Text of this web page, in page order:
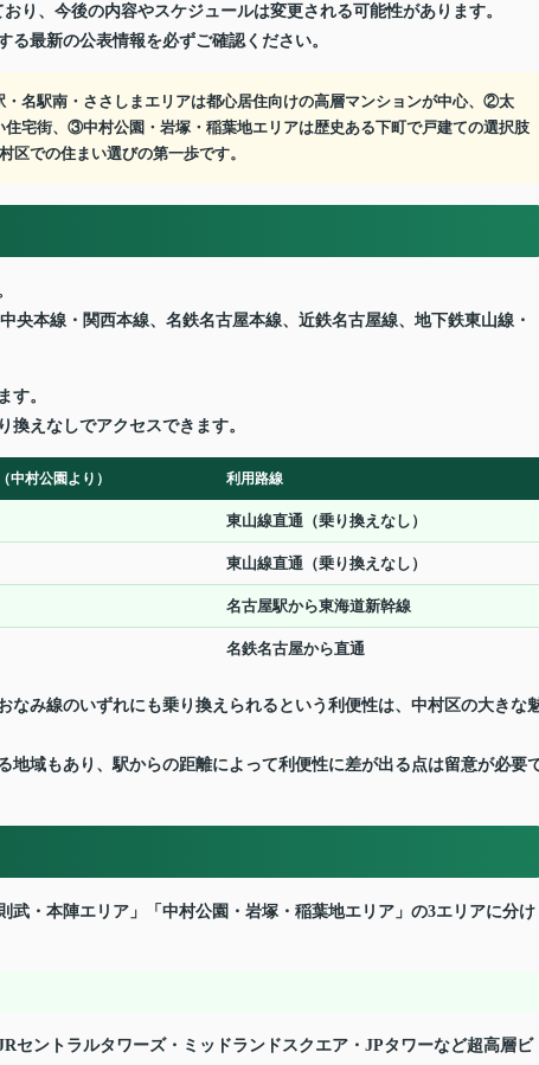
り、今後の内容やスケジュールは変更される可能性があります。
最新の公表情報を必ずご確認ください。
名駅南・ささしまエリアは都心居住向けの高層マンションが中心、②太
宅街、③中村公園・岩塚・稲葉地エリアは歴史ある下町で戸建ての選択肢
での住まい選びの第一歩です。
央本線・関西本線、名鉄名古屋本線、近鉄名古屋線、地下鉄東山線・
す。
えなしでアクセスできます。
中村公園より） 利用路線
東山線直通（乗り換えなし）
東山線直通（乗り換えなし）
名古屋駅から東海道新幹線
名鉄名古屋から直通
なみ線のいずれにも乗り換えられるという利便性は、中村区の大きな
地域もあり、駅からの距離によって利便性に差が出る点は留意が必要
・本陣エリア」「中村公園・岩塚・稲葉地エリア」の3エリアに分け
セントラルタワーズ・ミッドランドスクエア・JPタワーなど超高層ビ